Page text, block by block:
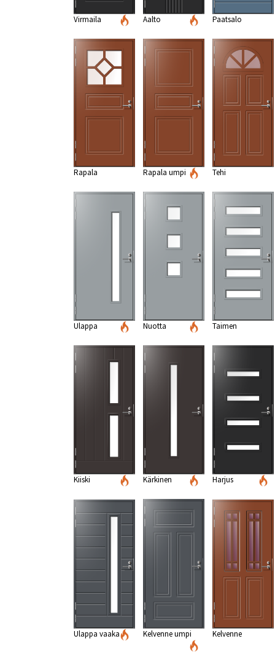
Virmaila Aalto Paatsalo
Rapala Rapala umpi Tehi
Ulappa Nuotta Taimen
Kiiski Kärkinen Harjus
Ulappa vaaka Kelvenne umpi Kelvenne